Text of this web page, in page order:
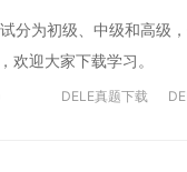
分为初级、中级和高级
欢迎大家下载学习。
DELE真题下载